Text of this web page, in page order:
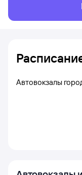
Автовокзалы